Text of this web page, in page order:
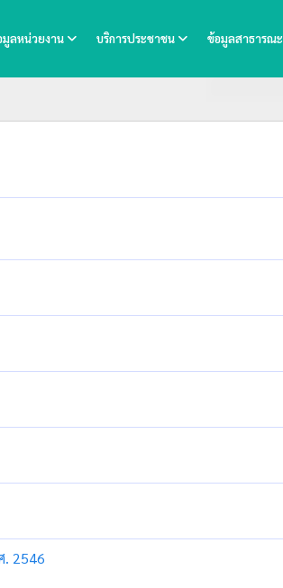
มูลหน่วยงาน บริการประชาชน ข้อมูลสาธารณะ
2546